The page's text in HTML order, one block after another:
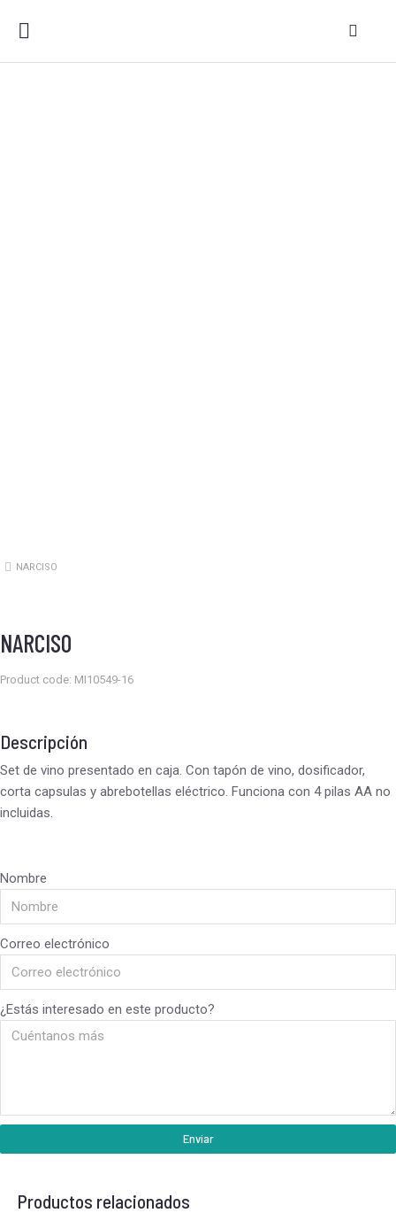
Estás aquí:
NARCISO
NARCISO
Product code: MI10549-16
Descripción
Set de vino presentado en caja. Con tapón de vino, dosificador,
corta capsulas y abrebotellas eléctrico. Funciona con 4 pilas AA no
incluidas.
Nombre
Correo electrónico
¿Estás interesado en este producto?
Enviar
Productos relacionados